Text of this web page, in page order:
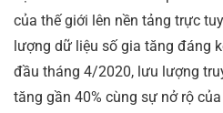
của thế giới lên nền tảng trực
lượng dữ liệu số gia tăng đáng
đầu tháng 4/2020, lưu lượng
tăng gần 40% cùng sự nở rộ